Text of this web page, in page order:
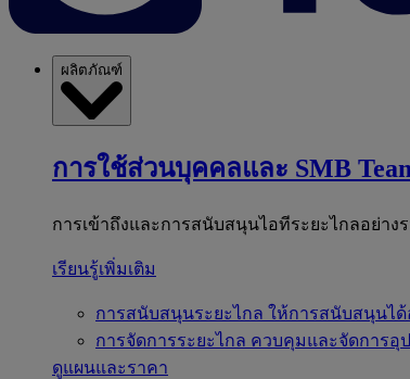
ผลิตภัณฑ์
การใช้ส่วนบุคคลและ SMB
การเข้าถึงและการสนับสนุนไอทีระยะไกลอย่าง
เรียนรู้เพิ่มเติม
การสนับสนุนระยะไกล ให้การสนับสนุนไ
การจัดการระยะไกล ควบคุมและจัดการอุ
ดูแผนและราคา